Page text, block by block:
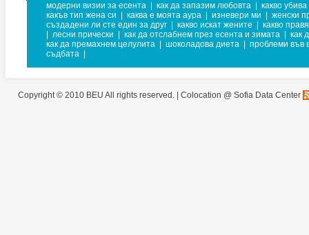
модерни визии за есента как да запазим любовта
какво
какъв тип жена си
каква е моята аура изневери ми
женски
създадени ли сте един за друг
какво искат жените
какво
лесни прически как да отслабнем през есента и зимата
как
как да премахнем целулита
шоколадова диета
проблеми във
съдбата
Copyright © 2010 BEU All rights reserved. | Colocation @ Sofia Data Center